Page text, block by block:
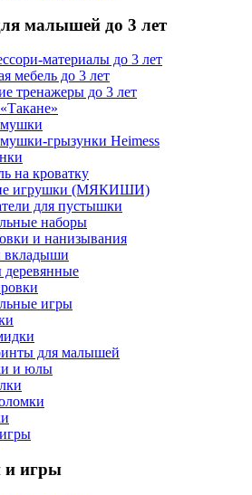
малышей до 3 лет
материалы до 3 лет
мебель до 3 лет
тренажеры до 3 лет
грызунки Heimess
на кроватку
игрушки (МЯКИШИ)
для пустышки
наборы
и нанизывания
вкладыши
деревянные
игры
для малышей
и юлы
игры